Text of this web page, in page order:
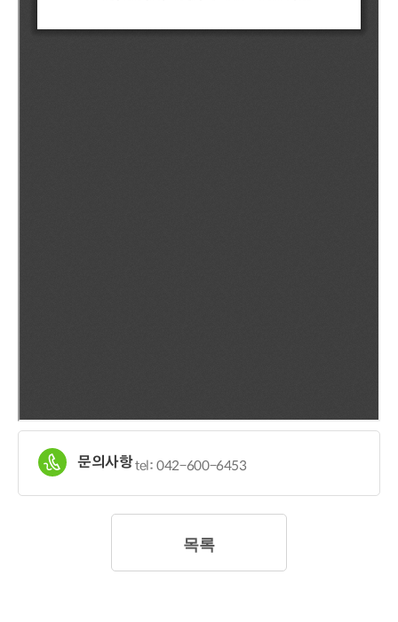
문의사항tel: 042-600-6453
목록